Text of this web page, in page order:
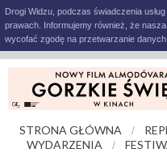
Drogi Widzu, podczas świadczenia
prawach. Informujemy również, że
wycofać zgodę na przetwarzanie
STRONA GŁÓWNA /
WYDARZENIA /